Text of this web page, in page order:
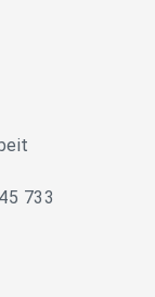
733